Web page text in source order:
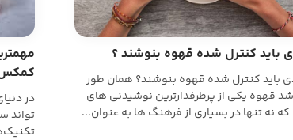
باید کنترل شده قهوه بنوشند ؟
باید کنترل شده قهوه بنوشند؟ همان طور
قهوه یکی از پرطرفدارترین نوشیدنی های
نه تنها در بسیاری از فرهنگ ها به عنوان...
در
تواند